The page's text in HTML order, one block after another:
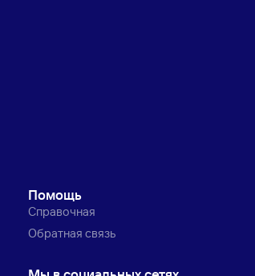
Помощь
Справочная
Обратная связь